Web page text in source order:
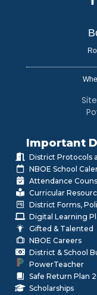
Important
District Protocols
NBOE School
Attendance
Curricular
District Forms,
Digital Learning
Gifted & Talented
NBOE Careers
District & School
PowerTeacher
Safe Return Plan
Scholarships